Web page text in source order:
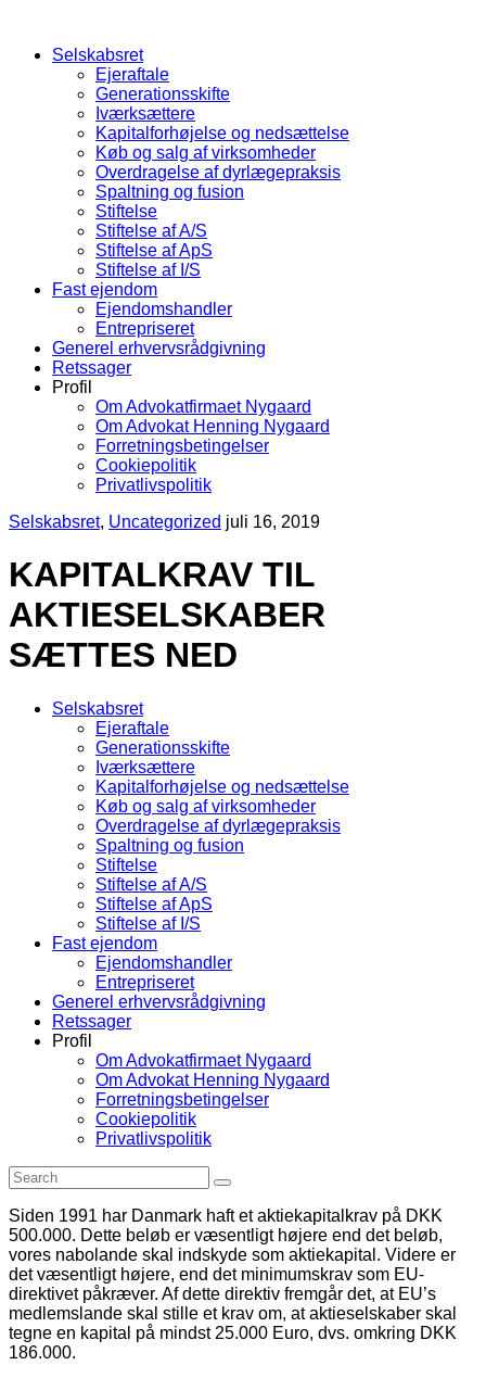
Selskabsret
Ejeraftale
Generationsskifte
Iværksættere
Kapitalforhøjelse og nedsættelse
Køb og salg af virksomheder
Overdragelse af dyrlægepraksis
Spaltning og fusion
Stiftelse
Stiftelse af A/S
Stiftelse af ApS
Stiftelse af I/S
Fast ejendom
Ejendomshandler
Entrepriseret
Generel erhvervsrådgivning
Retssager
Profil
Om Advokatfirmaet Nygaard
Om Advokat Henning Nygaard
Forretningsbetingelser
Cookiepolitik
Privatlivspolitik
Selskabsret, Uncategorized juli 16, 2019
KAPITALKRAV TIL
AKTIESELSKABER
SÆTTES NED
Selskabsret
Ejeraftale
Generationsskifte
Iværksættere
Kapitalforhøjelse og nedsættelse
Køb og salg af virksomheder
Overdragelse af dyrlægepraksis
Spaltning og fusion
Stiftelse
Stiftelse af A/S
Stiftelse af ApS
Stiftelse af I/S
Fast ejendom
Ejendomshandler
Entrepriseret
Generel erhvervsrådgivning
Retssager
Profil
Om Advokatfirmaet Nygaard
Om Advokat Henning Nygaard
Forretningsbetingelser
Cookiepolitik
Privatlivspolitik
Siden 1991 har Danmark haft et aktiekapitalkrav på DKK
500.000. Dette beløb er væsentligt højere end det beløb,
vores nabolande skal indskyde som aktiekapital. Videre er
det væsentligt højere, end det minimumskrav som EU-
direktivet påkræver. Af dette direktiv fremgår det, at EU’s
medlemslande skal stille et krav om, at aktieselskaber skal
tegne en kapital på mindst 25.000 Euro, dvs. omkring DKK
186.000.